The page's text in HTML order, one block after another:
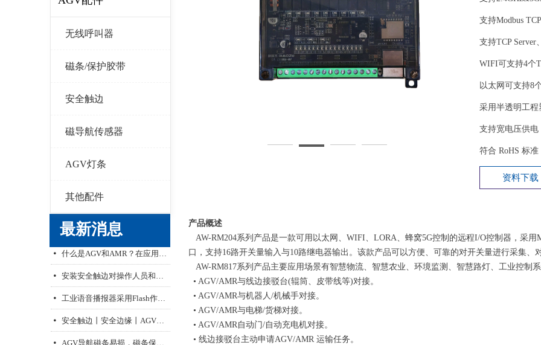
产品概述
AW-RM204系列产品是一款可用以太网、WIFI、LORA、蜂窝5G控制的远程I/O控制器，采用
口，支持16路开关量输入与10路继电器输出。该款产品可以方便、可靠的对开关量进行采集、
AW-RM817系列产品主要应用场景有智慧物流、智慧农业、环境监测、智慧路灯、工业控制系
• AGV/AMR与线边接驳台(辊筒、皮带线等)对接。
• AGV/AMR与机器人/机械手对接。
• AGV/AMR与电梯/货梯对接。
• AGV/AMR自动门/自动充电机对接。
• 线边接驳台主动申请AGV/AMR 运输任务。
资料下载
支持Modbus
支持TCP Server
WIFI可支持4个
以太网可支持8
采用半透明工程
支持宽电压供电
符合 RoHS 标准
无线呼叫器
磁条/保护胶带
安全触边
磁导航传感器
AGV灯条
其他配件
最新消息
넸 什么是AGV和AMR？在应用中如何进行选择
无线呼叫器的推广与发展
艾智威产品配置工具V1.1